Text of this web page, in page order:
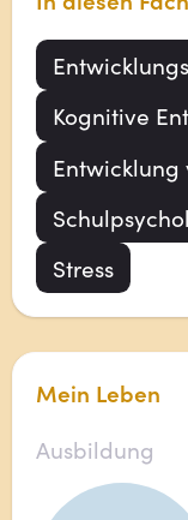
Kognitive
Entwicklung
Stress
Mein Leben
Ausbildung